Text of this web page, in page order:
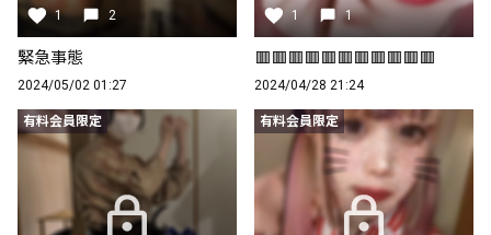
1 2
緊急事態
2024/05/02 01:27
1 1
🟥🟥🟥🟥🟥🟥🟥🟥🟥🟥🟥
2024/04/28 21:24
有料会員限定 有料会員限定